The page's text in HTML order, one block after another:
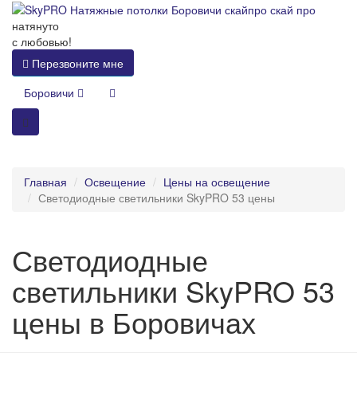
натянуто
с любовью!
Перезвоните мне
Боровичи
Главная Освещение
Цены на освещение
Светодиодные светильники SkyPRO 53 цены
Светодиодные
светильники SkyPRO 53
цены в Боровичах